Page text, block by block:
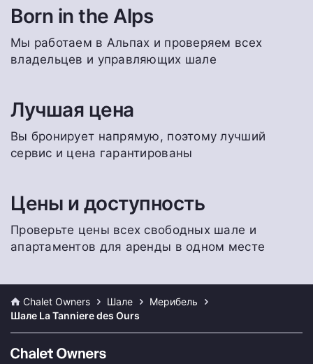
Born in the Alps
Мы работаем в Альпах и проверяем всех
владельцев и управляющих шале
Лучшая цена
Вы бронирует напрямую, поэтому лучший
сервис и цена гарантированы
Цены и доступность
Проверьте цены всех свободных шале и
апартаментов для аренды в одном месте
Chalet Owners Шале
Мерибель
Шале La Tanniere des Ours